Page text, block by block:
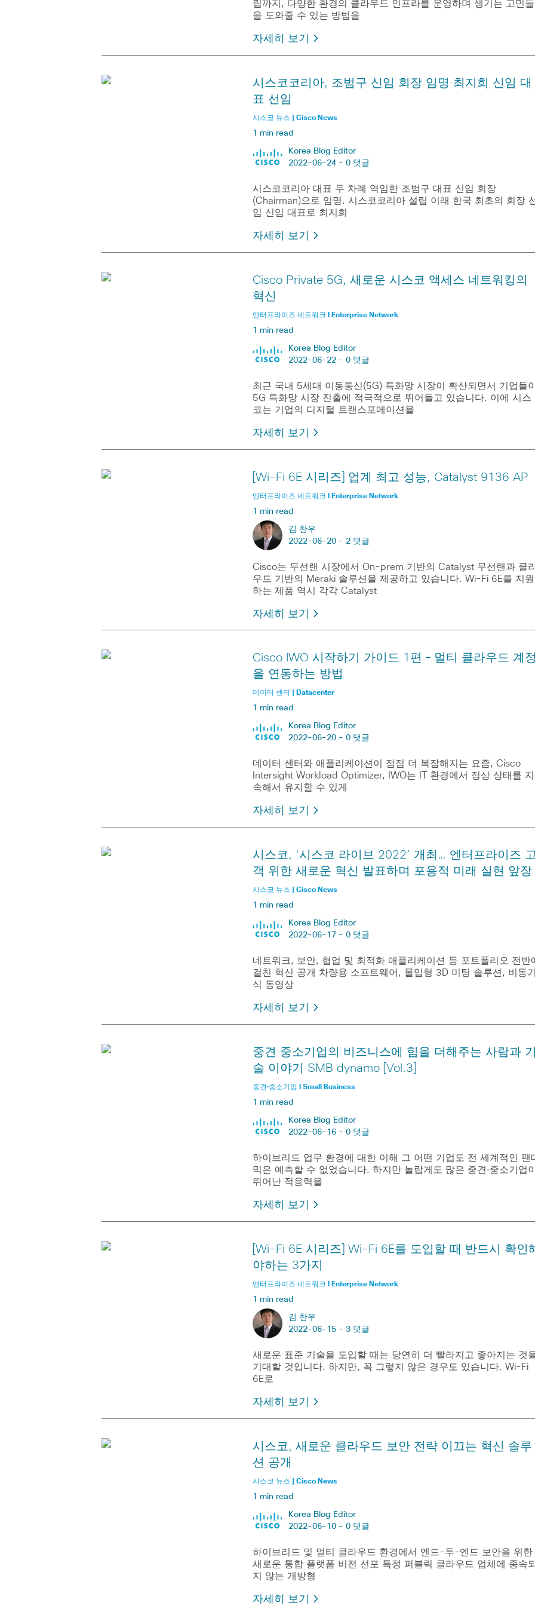
립까지, 다양한 환경의 클라우드 인프라를 운영하며 생기는 고민들
을 도와줄 수 있는 방법을
자세히 보기
시스코코리아, 조범구 신임 회장 임명·최지희 신임 대
표 선임
시스코 뉴스 | Cisco News
1 min read
Korea Blog Editor
2022-06-24 - 0 댓글
시스코코리아 대표 두 차례 역임한 조범구 대표 신임 회장
(Chairman)으로 임명. 시스코코리아 설립 이래 한국 최초의 회장
임 신임 대표로 최지희
자세히 보기
Cisco Private 5G, 새로운 시스코 액세스 네트워킹의
혁신
엔터프라이즈 네트워크 l Enterprise Network
1 min read
Korea Blog Editor
2022-06-22 - 0 댓글
최근 국내 5세대 이동통신(5G) 특화망 시장이 확산되면서 기업들이
5G 특화망 시장 진출에 적극적으로 뛰어들고 있습니다. 이에 시스
코는 기업의 디지털 트랜스포메이션을
자세히 보기
[Wi-Fi 6E 시리즈] 업계 최고 성능, Catalyst 9136 AP
엔터프라이즈 네트워크 l Enterprise Network
1 min read
김 찬우
2022-06-20 - 2 댓글
Cisco는 무선랜 시장에서 On-prem 기반의 Catalyst 무선랜과 클
우드 기반의 Meraki 솔루션을 제공하고 있습니다. Wi-Fi 6E를 지원
하는 제품 역시 각각 Catalyst
자세히 보기
Cisco IWO 시작하기 가이드 1편 – 멀티 클라우드 계정
을 연동하는 방법
데이터 센터 | Datacenter
1 min read
Korea Blog Editor
2022-06-20 - 0 댓글
데이터 센터와 애플리케이션이 점점 더 복잡해지는 요즘, Cisco
Intersight Workload Optimizer, IWO는 IT 환경에서 정상 상태를 지
속해서 유지할 수 있게
자세히 보기
시스코, ‘시스코 라이브 2022’ 개최… 엔터프라이즈
객 위한 새로운 혁신 발표하며 포용적 미래 실현 앞장
시스코 뉴스 | Cisco News
1 min read
Korea Blog Editor
2022-06-17 - 0 댓글
네트워크, 보안, 협업 및 최적화 애플리케이션 등 포트폴리오 전반
걸친 혁신 공개 차량용 소프트웨어, 몰입형 3D 미팅 솔루션, 비동기
식 동영상
자세히 보기
중견·중소기업의 비즈니스에 힘을 더해주는 사람과 기
술 이야기 SMB dynamo [Vol.3]
중견·중소기업 l Small Business
1 min read
Korea Blog Editor
2022-06-16 - 0 댓글
하이브리드 업무 환경에 대한 이해 그 어떤 기업도 전 세계적인 팬
믹은 예측할 수 없었습니다. 하지만 놀랍게도 많은 중견·중소기업이
뛰어난 적응력을
자세히 보기
[Wi-Fi 6E 시리즈] Wi-Fi 6E를 도입할 때 반드시 확인
야하는 3가지
엔터프라이즈 네트워크 l Enterprise Network
1 min read
김 찬우
2022-06-15 - 3 댓글
새로운 표준 기술을 도입할 때는 당연히 더 빨라지고 좋아지는 것
기대할 것입니다. 하지만, 꼭 그렇지 않은 경우도 있습니다. Wi-Fi
6E로
자세히 보기
시스코, 새로운 클라우드 보안 전략 이끄는 혁신 솔루
션 공개
시스코 뉴스 | Cisco News
1 min read
Korea Blog Editor
2022-06-10 - 0 댓글
하이브리드 및 멀티 클라우드 환경에서 엔드-투-엔드 보안을 위한
새로운 통합 플랫폼 비전 선포 특정 퍼블릭 클라우드 업체에 종속되
지 않는 개방형
자세히 보기